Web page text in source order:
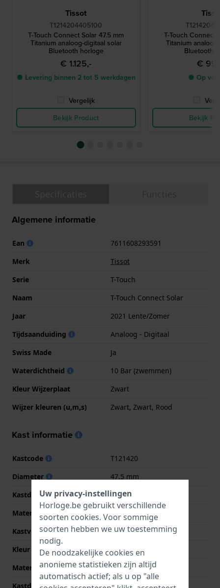
Tissot
T1214204405100
T-Touch Connect Solar 47.5 mm
Titanium analoog-digitaal solar
Bluetooth horloge
€ 1.125,-
● Levering binnen 2 tot 5 werkdagen
Vergelijk
Bekijk Product
T-Touch Connect
Titanium
Bluetooth
€
● Op
Bekijk
Algemene informatie
Ean
7611608293591
Merk
Tissot
Serie
T-Touch
Naam
T-Touch Connect Solar
Jaar
2021 Lente/Zomer
Tijdsaanduiding
Analoog - Digitaal
Swiss Made
Ja
Waterdichtheid
10 Bar (zwemmen)
Kleur Wijzerplaat
Zwart
Wijzer kleuren (u,m,s)
Zwart, Zwart, Rood
Kast informatie
Kastcode
T121420
Diameter
47.5 mm
Kastdikte
15.3 mm
Materiaal
Kastvorm
Rond
Kleur kast
Roségoud
Materiaal kastdeksel
Titanium
Kastdeksel
Gedicht met schroefjes
Uw privacy-instellingen
Horloge.be gebruikt verschillende
soorten cookies. Voor sommige
soorten hebben we uw toestemming
nodig.
De noodzakelijke cookies en
anonieme statistieken zijn altijd
automatisch actief; als u op "alle